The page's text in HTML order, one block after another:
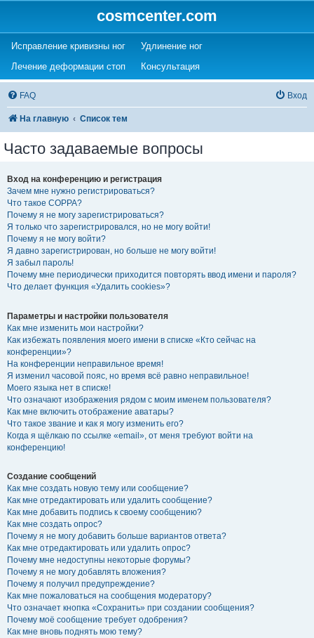
cosmcenter.com
Исправление кривизны ног(Opens a new tab)
Удлинение ног(Opens a new tab)
Лечение деформации стоп(Opens a new tab)
Консультация(Opens a new tab)
FAQ Вход
На главную Список тем
Часто задаваемые вопросы
Вход на конференцию и регистрация
Зачем мне нужно регистрироваться?
Что такое COPPA?
Почему я не могу зарегистрироваться?
Я только что зарегистрировался, но не могу войти!
Почему я не могу войти?
Я давно зарегистрирован, но больше не могу войти!
Я забыл пароль!
Почему мне периодически приходится повторять ввод имени и пароля?
Что делает функция «Удалить cookies»?
Параметры и настройки пользователя
Как мне изменить мои настройки?
Как избежать появления моего имени в списке «Кто сейчас на
конференции»?
На конференции неправильное время!
Я изменил часовой пояс, но время всё равно неправильное!
Моего языка нет в списке!
Что означают изображения рядом с моим именем пользователя?
Как мне включить отображение аватары?
Что такое звание и как я могу изменить его?
Когда я щёлкаю по ссылке «email», от меня требуют войти на
конференцию!
Создание сообщений
Как мне создать новую тему или сообщение?
Как мне отредактировать или удалить сообщение?
Как мне добавить подпись к своему сообщению?
Как мне создать опрос?
Почему я не могу добавить больше вариантов ответа?
Как мне отредактировать или удалить опрос?
Почему мне недоступны некоторые форумы?
Почему я не могу добавлять вложения?
Почему я получил предупреждение?
Как мне пожаловаться на сообщения модератору?
Что означает кнопка «Сохранить» при создании сообщения?
Почему моё сообщение требует одобрения?
Как мне вновь поднять мою тему?